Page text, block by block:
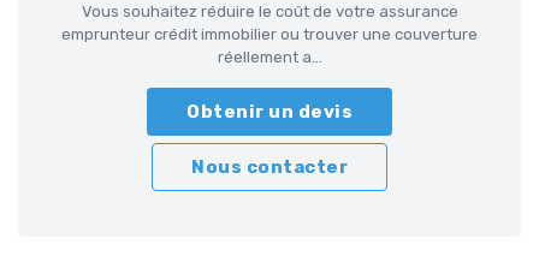
Vous souhaitez réduire le coût de votre assurance
emprunteur crédit immobilier ou trouver une couverture
réellement a...
Obtenir un devis
Nous contacter